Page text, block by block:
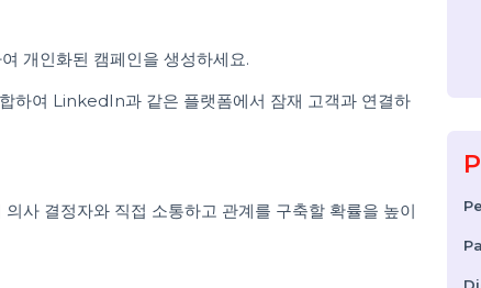
무료 B2B 연락처 데이터베이스 리소스를 탐색하세요.
니스 성장 촉진
이를 전략적으로 사용하여 마케팅 및 판매 노력을 강화하세
하여 개인화된 캠페인을 생성하세요.